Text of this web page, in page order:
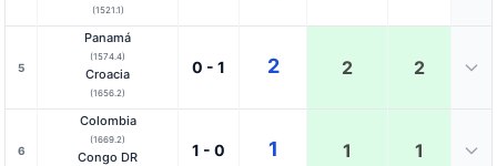
(1521.1)
5
Panamá
(1574.4)
Croacia
(1656.2)
0 - 1 2 2 2
6
Colombia
(1669.2)
Congo DR 1 - 0 1 1 1